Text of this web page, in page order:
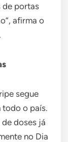
de portas
afirma o
segue
todo o país.
doses já
no Dia